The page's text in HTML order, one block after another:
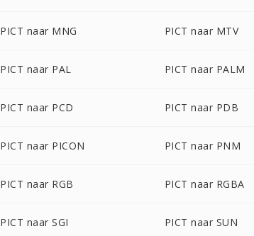
PICT naar MNG PICT naar MTV
PICT naar PAL PICT naar PALM
PICT naar PCD PICT naar PDB
PICT naar PICON PICT naar PNM
PICT naar RGB PICT naar RGBA
PICT naar SGI PICT naar SUN